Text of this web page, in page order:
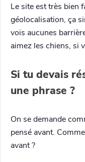
Le site est très bien
géolocalisation, ça
vois aucunes
aimez les chiens, si
Si tu devais
une phrase ?
On se demande
pensé avant.
avant ?